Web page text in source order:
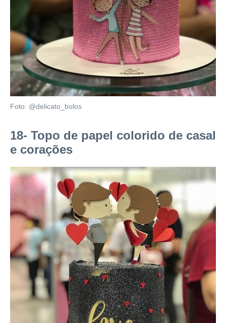
Foto: @delicato_bolos
18- Topo de papel colorido de casal
e corações